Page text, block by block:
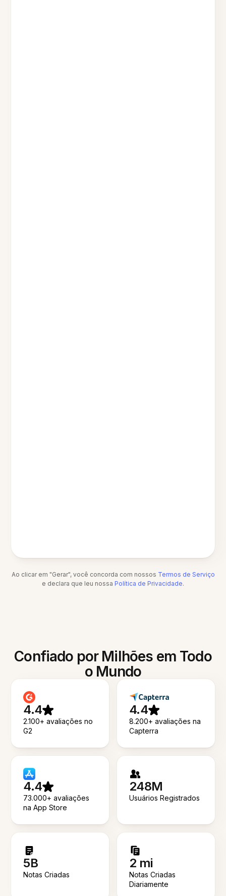
Ao clicar em "Gerar", você concorda com nossos Termos de Serviço
e declara que leu nossa Política de Privacidade.
Confiado por Milhões em Todo
o Mundo
4.4
2.100+ avaliações no
G2
4.4
8.200+ avaliações na
Capterra
4.4
73.000+ avaliações
na App Store
248M
Usuários Registrados
5B
Notas Criadas
2 mi
Notas Criadas
Diariamente